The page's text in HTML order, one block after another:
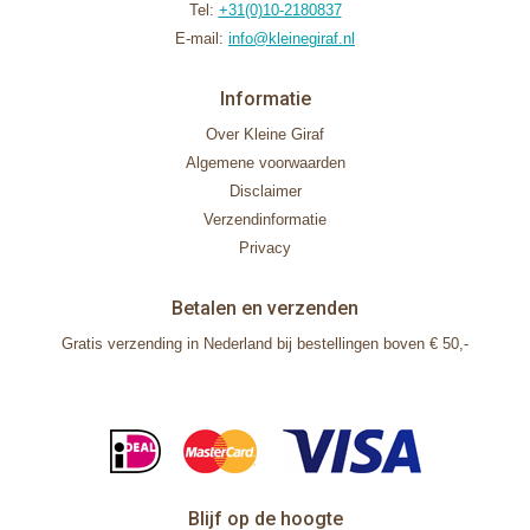
Tel: +31(0)10-2180837
E-mail: info@kleinegiraf.nl
Informatie
Over Kleine Giraf
Algemene voorwaarden
Disclaimer
Verzendinformatie
Privacy
Betalen en verzenden
Gratis verzending in Nederland bij bestellingen boven € 50,-
Blijf op de hoogte